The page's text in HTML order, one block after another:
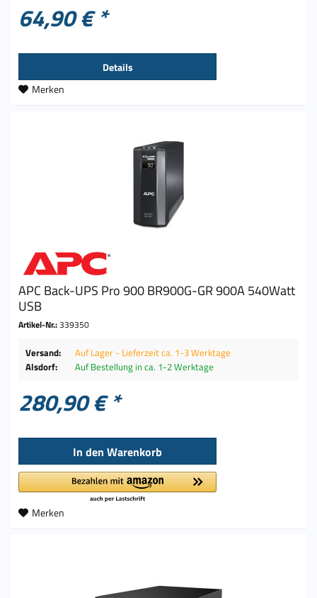
64,90 € *
Details
Merken
APC Back-UPS Pro 900 BR900G-GR 900A 540Watt
USB
Artikel-Nr.:339350
Versand:
Auf Lager - Lieferzeit ca. 1-3 Werktage
Alsdorf:
Auf Bestellung in ca. 1-2 Werktage
280,90 € *
In den Warenkorb
Merken